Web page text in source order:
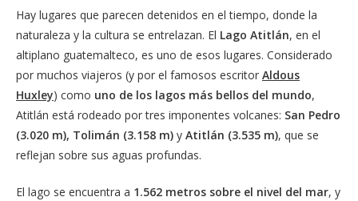
Hay lugares que parecen detenidos en el tiempo, donde la
naturaleza y la cultura se entrelazan. El Lago Atitlán, en el
altiplano guatemalteco, es uno de esos lugares. Considerado
por muchos viajeros (y por el famosos escritor Aldous
Huxley) como uno de los lagos más bellos del mundo,
Atitlán está rodeado por tres imponentes volcanes: San Pedro
(3.020 m), Tolimán (3.158 m) y Atitlán (3.535 m), que se
reflejan sobre sus aguas profundas.
El lago se encuentra a 1.562 metros sobre el nivel del mar, y